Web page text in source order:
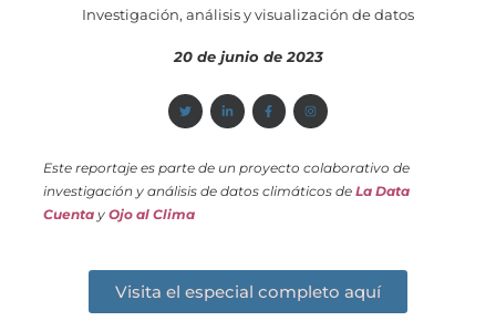
Investigación, análisis y visualización de datos
20 de junio de 2023
Este reportaje es parte de un proyecto colaborativo de
investigación y análisis de datos climáticos de La Data
Cuenta y Ojo al Clima
Visita el especial completo aquí